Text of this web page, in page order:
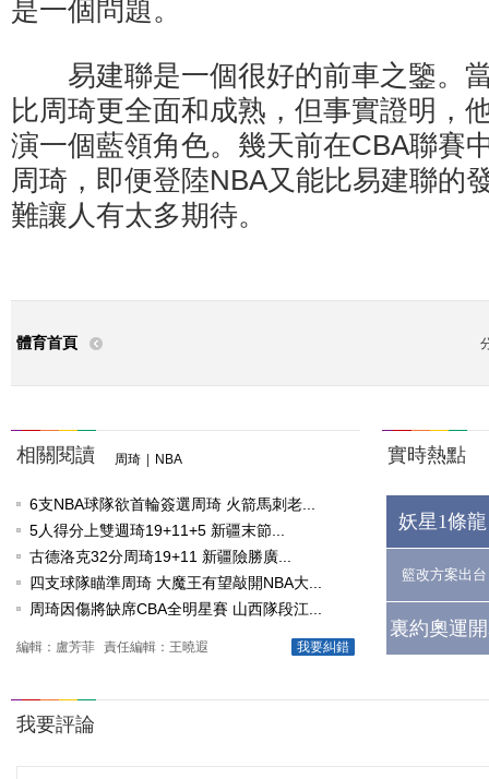
是一個問題。
易建聯是一個很好的前車之鑒。
比周琦更全面和成熟，但事實證明，
演一個藍領角色。幾天前在CBA聯賽
周琦，即便登陸NBA又能比易建聯的
難讓人有太多期待。
體育首頁
相關閱讀 周琦 NBA
6支NBA球隊欲首輪簽選周琦 火箭馬刺老...
5人得分上雙週琦19+11+5 新疆末節...
古德洛克32分周琦19+11 新疆險勝廣...
四支球隊瞄準周琦 大魔王有望敲開NBA大...
周琦因傷將缺席CBA全明星賽 山西隊段江...
我要糾錯
編輯：盧芳菲 責任編輯：王曉遐
實時熱點
妖星1條
籃改方案出台
裏約奧運